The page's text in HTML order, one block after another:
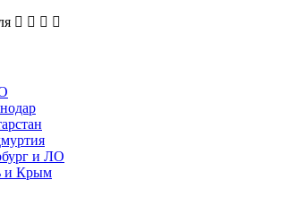
и ЛО
и Крым